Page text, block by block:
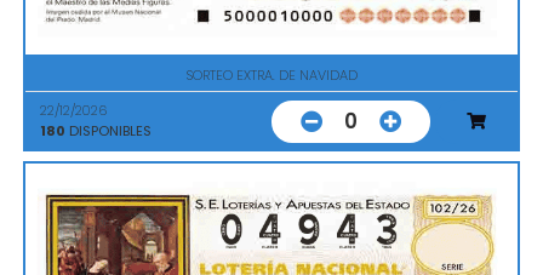
SORTEO EXTRA. DE NAVIDAD
22/12/2026
180 DISPONIBLES 0